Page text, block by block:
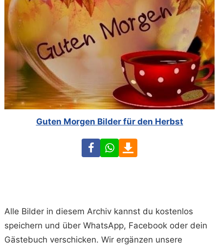
Guten Morgen Bilder für den Herbst
FacebookWhatsApp
Alle Bilder in diesem Archiv kannst du kostenlos
speichern und über WhatsApp, Facebook oder dein
Gästebuch verschicken. Wir ergänzen unsere